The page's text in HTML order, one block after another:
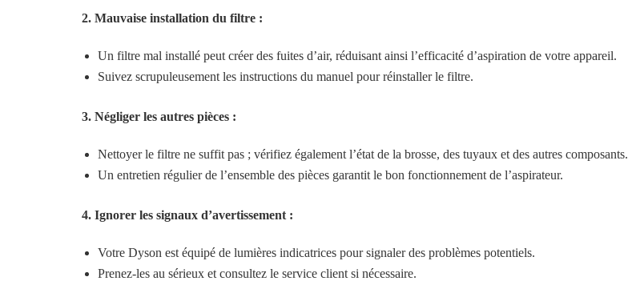
2. Mauvaise installation du filtre :
Un filtre mal installé peut créer des fuites d’air, réduisant ainsi l’efficacité d’aspiration de votre appareil.
Suivez scrupuleusement les instructions du manuel pour réinstaller le filtre.
3. Négliger les autres pièces :
Nettoyer le filtre ne suffit pas ; vérifiez également l’état de la brosse, des tuyaux et des autres composants.
Un entretien régulier de l’ensemble des pièces garantit le bon fonctionnement de l’aspirateur.
4. Ignorer les signaux d’avertissement :
Votre Dyson est équipé de lumières indicatrices pour signaler des problèmes potentiels.
Prenez-les au sérieux et consultez le service client si nécessaire.